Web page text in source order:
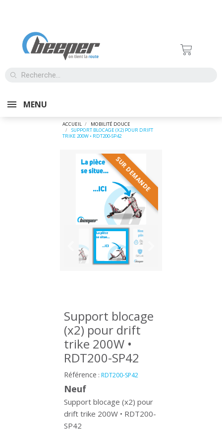
MENU
ACCUEIL
MOBILITÉ DOUCE
SUPPORT BLOCAGE (X2) POUR DRIFT
TRIKE 200W • RDT200-SP42
SUR DEMANDE
Support blocage
(x2) pour drift
trike 200W •
RDT200-SP42
Référence : RDT200-SP42
Neuf
Support blocage (x2) pour
drift trike 200W • RDT200-
SP42